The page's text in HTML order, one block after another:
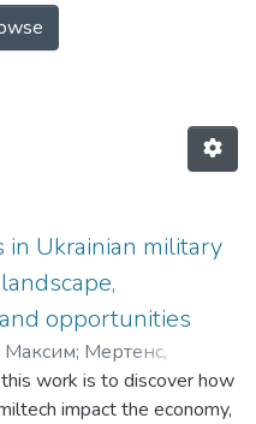
by
in Ukrainian military
opportunities
; Мертенс,
work is to discover how
impact the economy,